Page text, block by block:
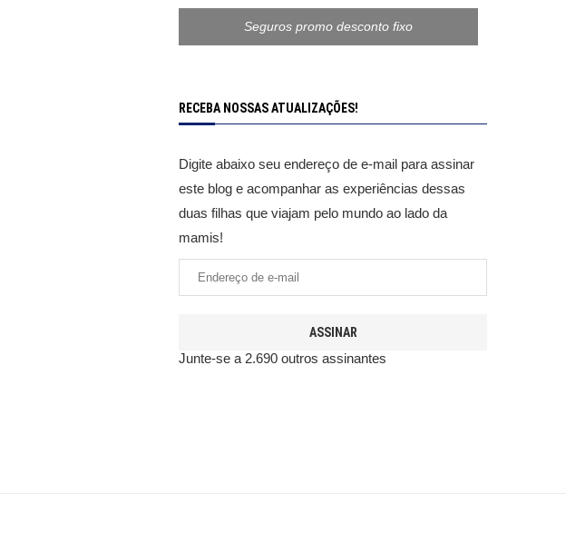
Seguros promo desconto fixo
RECEBA NOSSAS ATUALIZAÇÕES!
Digite abaixo seu endereço de e-mail para assinar
este blog e acompanhar as experiências dessas
duas filhas que viajam pelo mundo ao lado da
mamis!
ASSINAR
Junte-se a 2.690 outros assinantes